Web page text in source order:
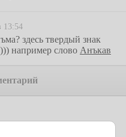
13:54
здесь твердый знак
например слово Анъкав